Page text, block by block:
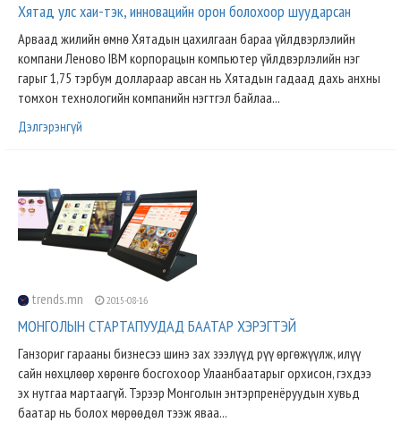
Хятад улс хаи-тэк, инновацийн орон болохоор шуударсан
Арваад жилийн өмнө Хятадын цахилгаан бараа үйлдвэрлэлийн
компани Леново IBM корпорацын компьютер үйлдвэрлэлийн нэг
гарыг 1,75 тэрбум доллараар авсан нь Хятадын гадаад дахь анхны
томхон технологийн компанийн нэгтгэл байлаа...
Дэлгэрэнгүй
trends.mn 2015-08-16
МОНГОЛЫН СТАРТАПУУДАД БААТАР ХЭРЭГТЭЙ
Ганзориг гарааны бизнесээ шинэ зах зээлүүд рүү өргөжүүлж, илүү
сайн нөхцлөөр хөрөнгө босгохоор Улаанбаатарыг орхисон, гэхдээ
эх нутгаа мартаагүй. Тэрээр Монголын энтэрпренёруудын хувьд
баатар нь болох мөрөөдөл тээж яваа...